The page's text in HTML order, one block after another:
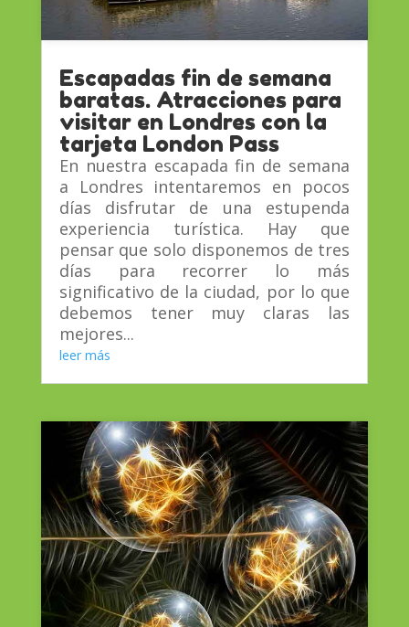
Escapadas fin de semana
baratas. Atracciones para
visitar en Londres con la
tarjeta London Pass
En nuestra escapada fin de semana
a Londres intentaremos en pocos
días disfrutar de una estupenda
experiencia turística. Hay que
pensar que solo disponemos de tres
días para recorrer lo más
significativo de la ciudad, por lo que
debemos tener muy claras las
mejores...
leer más